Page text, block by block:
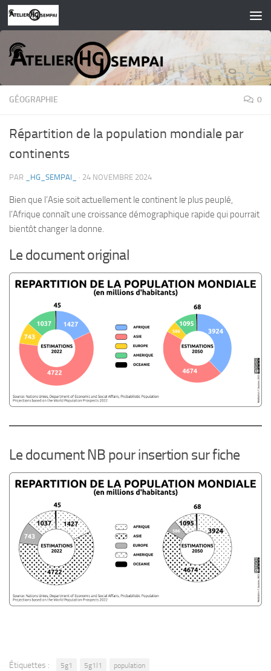
Skip to content
GÉOGRAPHIE 0
Répartition de la population mondiale par
continents
PAR _HG_SEMPAI_ · 24 NOVEMBRE 2024
Bien que l’Asie soit actuellement le continent le plus peuplé,
l’Afrique connaît une croissance démographique rapide qui pourrait
bientôt changer la donne.
Le document original
Le document NB pour insertion sur fiche
Étiquettes : 5g1 5g1l1 population